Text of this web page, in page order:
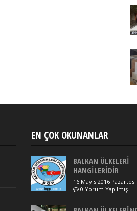
EN ÇOK OKUNANLAR
BALKAN ÜLKELERİ
HANGİLERİDİR
16 Mayıs 2016 Pazartesi
0 Yorum Yapılmış